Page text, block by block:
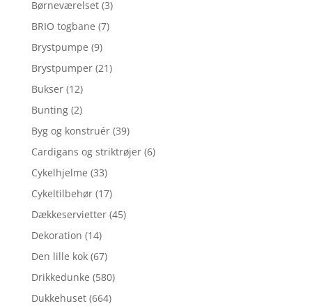
Børneværelset (3)
BRIO togbane (7)
Brystpumpe (9)
Brystpumper (21)
Bukser (12)
Bunting (2)
Byg og konstruér (39)
Cardigans og striktrøjer (6)
Cykelhjelme (33)
Cykeltilbehør (17)
Dækkeservietter (45)
Dekoration (14)
Den lille kok (67)
Drikkedunke (580)
Dukkehuset (664)